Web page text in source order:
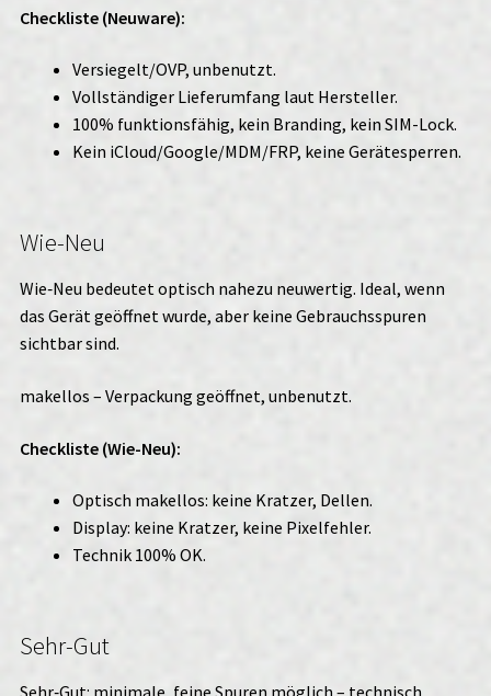
Checkliste (Neuware):
Versiegelt/OVP, unbenutzt.
Vollständiger Lieferumfang laut Hersteller.
100% funktionsfähig, kein Branding, kein SIM-Lock.
Kein iCloud/Google/MDM/FRP, keine Gerätesperren.
Wie-Neu
Wie‑Neu bedeutet optisch nahezu neuwertig. Ideal, wenn
das Gerät geöffnet wurde, aber keine Gebrauchsspuren
sichtbar sind.
makellos – Verpackung geöffnet, unbenutzt.
Checkliste (Wie-Neu):
Optisch makellos: keine Kratzer, Dellen.
Display: keine Kratzer, keine Pixelfehler.
Technik 100% OK.
Sehr-Gut